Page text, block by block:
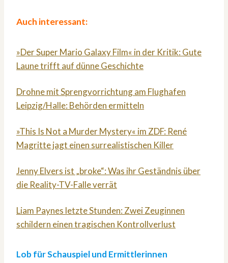
Auch interessant:
»Der Super Mario Galaxy Film« in der Kritik: Gute
Laune trifft auf dünne Geschichte
Drohne mit Sprengvorrichtung am Flughafen
Leipzig/Halle: Behörden ermitteln
»This Is Not a Murder Mystery« im ZDF: René
Magritte jagt einen surrealistischen Killer
Jenny Elvers ist „broke“: Was ihr Geständnis über
die Reality-TV-Falle verrät
Liam Paynes letzte Stunden: Zwei Zeuginnen
schildern einen tragischen Kontrollverlust
Lob für Schauspiel und Ermittlerinnen